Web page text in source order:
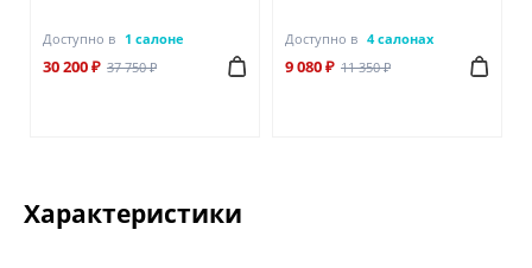
Доступно в 1 салоне
30 200 ₽ 37 750 ₽
Доступно в 4 салонах
9 080 ₽ 11 350 ₽
Характеристики